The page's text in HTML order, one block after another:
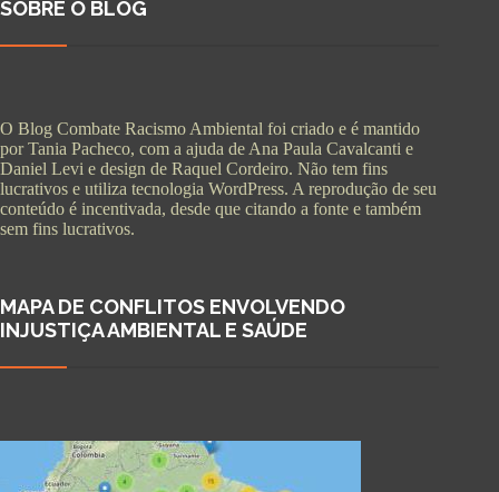
SOBRE O BLOG
O Blog Combate Racismo Ambiental foi criado e é mantido
por Tania Pacheco, com a ajuda de Ana Paula Cavalcanti e
Daniel Levi e design de Raquel Cordeiro. Não tem fins
lucrativos e utiliza tecnologia WordPress. A reprodução de seu
conteúdo é incentivada, desde que citando a fonte e também
sem fins lucrativos.
MAPA DE CONFLITOS ENVOLVENDO
INJUSTIÇA AMBIENTAL E SAÚDE